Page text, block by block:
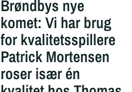
Brøndbys nye
komet: Vi har brug
for kvalitetsspillere
Patrick Mortensen
roser især én